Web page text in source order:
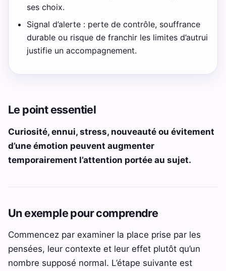
ses choix.
Signal d’alerte : perte de contrôle, souffrance
durable ou risque de franchir les limites d’autrui
justifie un accompagnement.
Le point essentiel
Curiosité, ennui, stress, nouveauté ou évitement
d’une émotion peuvent augmenter
temporairement l’attention portée au sujet.
Un exemple pour comprendre
Commencez par examiner la place prise par les
pensées, leur contexte et leur effet plutôt qu’un
nombre supposé normal. L’étape suivante est